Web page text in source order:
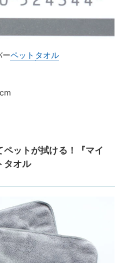
ーペット タオル
ットが拭ける！『マイ
タオル